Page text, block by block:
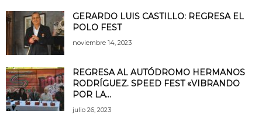
GERARDO LUIS CASTILLO: REGRESA EL
POLO FEST
noviembre 14, 2023
REGRESA AL AUTÓDROMO HERMANOS
RODRÍGUEZ. SPEED FEST «VIBRANDO
POR LA...
julio 26, 2023